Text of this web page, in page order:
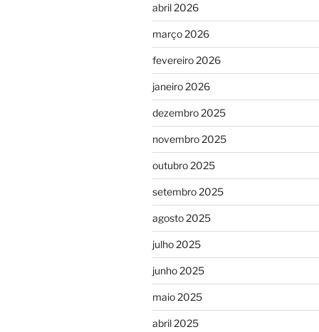
abril 2026
março 2026
fevereiro 2026
janeiro 2026
dezembro 2025
novembro 2025
outubro 2025
setembro 2025
agosto 2025
julho 2025
junho 2025
maio 2025
abril 2025